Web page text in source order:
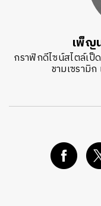
เพ็ญ
กราฟิกดีไซน์สไตล์เ
ชามเซรามิ